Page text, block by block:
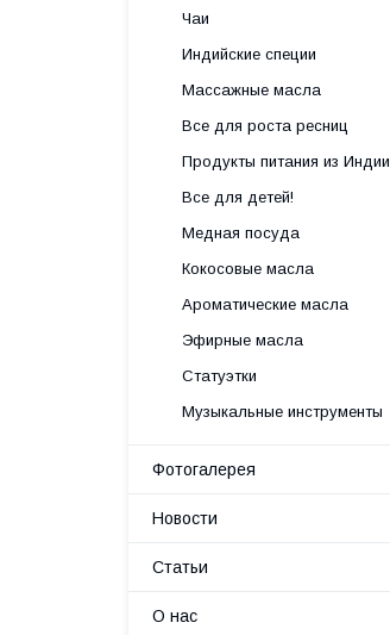
Чаи
Индийские специи
Массажные масла
Все для роста ресниц
Продукты питания из Индии
Все для детей!
Медная посуда
Кокосовые масла
Ароматические масла
Эфирные масла
Статуэтки
Музыкальные инструменты
Фотогалерея
Новости
Статьи
О нас